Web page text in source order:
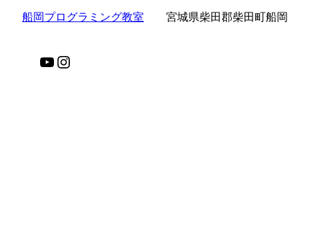
船岡プログラミング教室 宮城県柴田郡柴田町船岡
YouTube
Instagram